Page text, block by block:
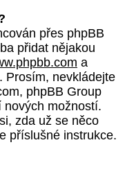
přes phpBB
přidat nějakou
a
Prosím, nevkládejte
phpBB Group
nových možností.
zda už se něco
příslušné instrukce.